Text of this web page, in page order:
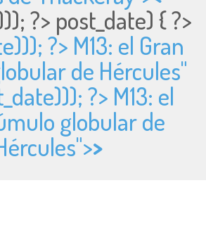
?> post_date) { ?>
?> M13: el Gran
de Hércules"
?> M13: el
globular de
>